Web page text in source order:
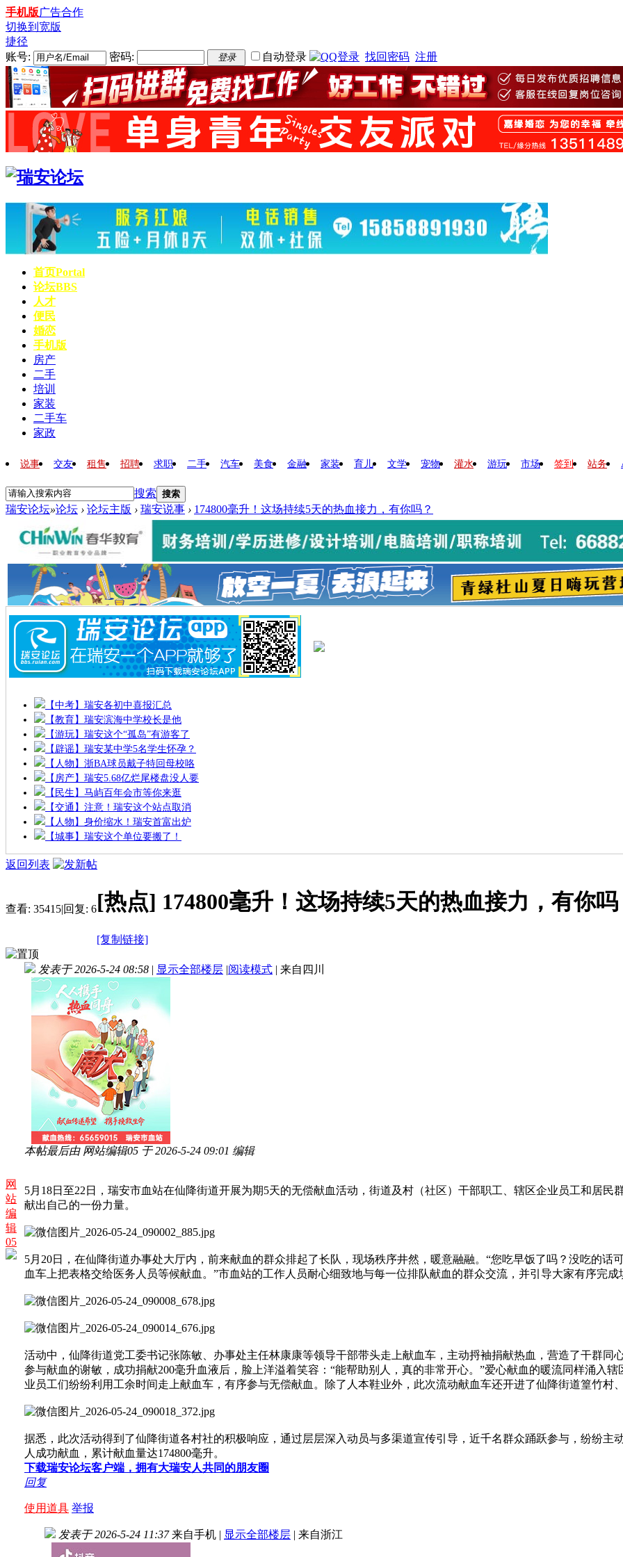
手机版广告合作
切换到宽版
捷径
账号:
密码: 登录 自动登录 找回密码 注册
首页Portal
论坛BBS
人才
便民
婚恋
手机版
房产
二手
培训
家装
二手车
家政
说事 交友 租售 招聘 求职 二手 汽车 美食 金融 家装 育儿 文学 宠物 灌水 游玩 市场 签到 站务
搜索 搜索
瑞安论坛»论坛 › 论坛主版 › 瑞安说事 › 174800毫升！这场持续5天的热血接力，有你吗？
【中考】瑞安各初中喜报汇总
【教育】瑞安滨海中学校长是他
【游玩】瑞安这个“孤岛”有游客了
【辟谣】瑞安某中学5名学生怀孕？
【人物】浙BA球员戴子特回母校咯
【房产】瑞安5.68亿烂尾楼盘没人要
【民生】马屿百年会市等你来逛
【交通】注意！瑞安这个站点取消
【人物】身价缩水！瑞安首富出炉
【城事】瑞安这个单位要搬了！
返回列表
查看: 35415|回复: 6[热点] 174800毫升！这场持续5天的热血接力，有你
[复制链接]
网
站
编
辑
05
发表于 2026-5-24 08:58 | 显示全部楼层 |阅读模式 | 来自四川
本帖最后由 网站编辑05 于 2026-5-24 09:01 编辑
5月18日至22日，瑞安市血站在仙降街道开展为期5天的无偿献血活动，街道及村（社区）干部职工、辖区企业员工和居
献出自己的一份力量。
5月20日，在仙降街道办事处大厅内，前来献血的群众排起了长队，现场秩序井然，暖意融融。“您吃早饭了吗？没吃的话
血车上把表格交给医务人员等候献血。”市血站的工作人员耐心细致地与每一位排队献血的群众交流，并引导大家有序完
活动中，仙降街道党工委书记张陈敏、办事处主任林康康等领导干部带头走上献血车，主动捋袖捐献热血，营造了干群
参与献血的谢敏，成功捐献200毫升血液后，脸上洋溢着笑容：“能帮助别人，真的非常开心。”爱心献血的暖流同样涌入
业员工们纷纷利用工余时间走上献血车，有序参与无偿献血。除了人本鞋业外，此次流动献血车还开进了仙降街道篁竹村
据悉，此次活动得到了仙降街道各村社的积极响应，通过层层深入动员与多渠道宣传引导，近千名群众踊跃参与，纷纷主
人成功献血，累计献血量达174800毫升。
下载瑞安论坛客户端，拥有大瑞安人共同的朋友圈
回复
使用道具 举报
发表于 2026-5-24 11:37 来自手机 | 显示全部楼层 | 来自浙江